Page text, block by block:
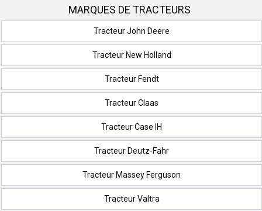
MARQUES DE TRACTEURS
Tracteur John Deere
Tracteur New Holland
Tracteur Fendt
Tracteur Claas
Tracteur Case IH
Tracteur Deutz-Fahr
Tracteur Massey Ferguson
Tracteur Valtra